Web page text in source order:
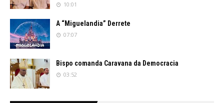
10:01
A “Miguelandia” Derrete
07:07
Bispo comanda Caravana da Democracia
03:52